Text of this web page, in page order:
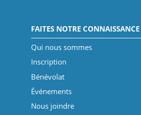
FAITES NOTRE CONNAISSANCE
Qui nous sommes
Inscription
Bénévolat
Événements
Nous joindre